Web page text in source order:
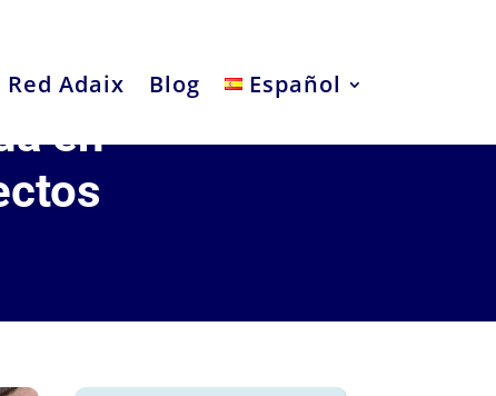
Red Adaix Blog Español
en